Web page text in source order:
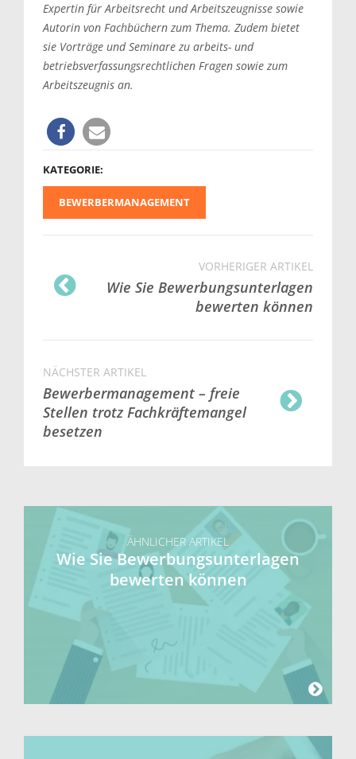
Expertin für Arbeitsrecht und Arbeitszeugnisse sowie
Autorin von Fachbüchern zum Thema. Zudem bietet
sie Vorträge und Seminare zu arbeits- und
betriebsverfassungsrechtlichen Fragen sowie zum
Arbeitszeugnis an.
KATEGORIE:
BEWERBERMANAGEMENT
VORHERIGER ARTIKEL
Wie Sie Bewerbungsunterlagen
bewerten können
NÄCHSTER ARTIKEL
Bewerbermanagement – freie
Stellen trotz Fachkräftemangel
besetzen
ÄHNLICHER ARTIKEL
Wie Sie Bewerbungsunterlagen
bewerten können